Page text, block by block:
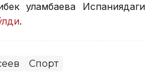
Қуламбаева Испаниядаги
.
Спорт